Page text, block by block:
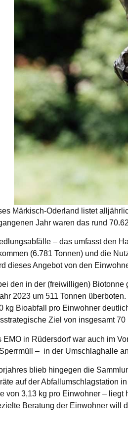
Märkisch-Oderland listet
Jahr waren das rund
– das umfasst den
(6.781 Tonnen) und die
dieses Angebot von den
den in der (freiwilligen)
2023 um 511 Tonnen
kg Bioabfall pro Einwohner
Ziel von insgesamt
in Rüdersdorf war auch im
– in der Umschlaghalle
blieb hingegen die
auf der Abfallumschlagstation
von 3,13 kg pro Einwohner –
Beratung der Einwohner will